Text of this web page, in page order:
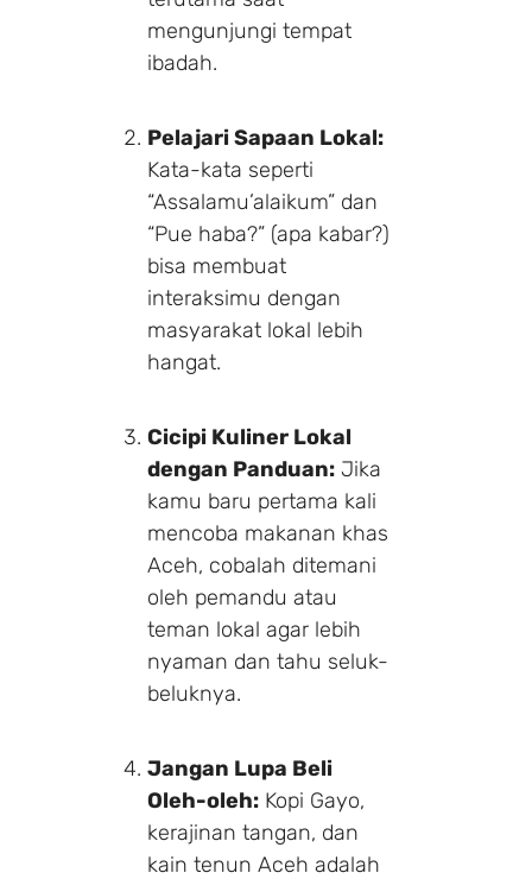
mengunjungi tempat
ibadah.
Pelajari Sapaan Lokal:
Kata-kata seperti
“Assalamu’alaikum” dan
“Pue haba?” (apa kabar?)
bisa membuat
interaksimu dengan
masyarakat lokal lebih
hangat.
Cicipi Kuliner Lokal
dengan Panduan: Jika
kamu baru pertama kali
mencoba makanan khas
Aceh, cobalah ditemani
oleh pemandu atau
teman lokal agar lebih
nyaman dan tahu seluk-
beluknya.
Jangan Lupa Beli
Oleh-oleh: Kopi Gayo,
kerajinan tangan, dan
kain tenun Aceh adalah